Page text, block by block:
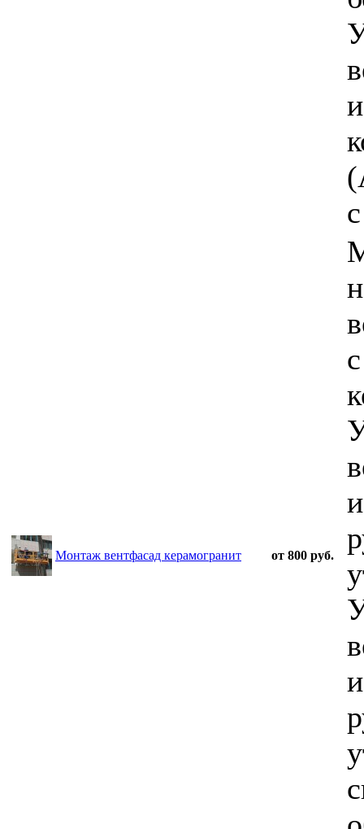
Монтаж вентфасад керамогранит от 800 руб.